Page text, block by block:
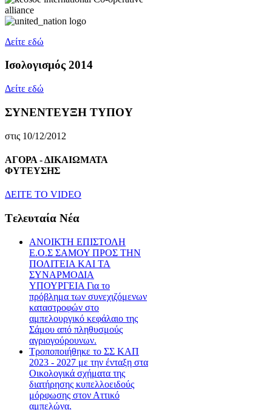
Δείτε εδώ
Ισολογισμός 2014
Δείτε εδώ
ΣΥΝΕΝΤΕΥΞΗ ΤΥΠΟΥ
στις 10/12/2012
ΑΓΟΡΑ - ΔΙΚΑΙΩΜΑΤΑ
ΦΥΤΕΥΣΗΣ
ΔEITE TO VIDEO
Tελευταία Nέα
ΑΝΟΙΚΤΗ ΕΠΙΣΤΟΛΗ
Ε.Ο.Σ ΣΑΜΟΥ ΠΡΟΣ ΤΗΝ
ΠΟΛΙΤΕΙΑ ΚΑΙ ΤΑ
ΣΥΝΑΡΜΟΔΙΑ
ΥΠΟΥΡΓΕΙΑ Για το
πρόβλημα των συνεχιζόμενων
καταστροφών στο
αμπελουργικό κεφάλαιο της
Σάμου από πληθυσμούς
αγριογούρουνων.
Τροποποιήθηκε το ΣΣ ΚΑΠ
2023 - 2027 με την ένταξη στα
Οικολογικά σχήματα της
διατήρησης κυπελλοειδούς
μόρφωσης στον Αττικό
αμπελώνα.